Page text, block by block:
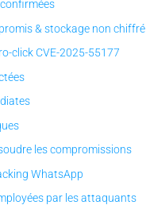
& stockage non chiffré
click CVE-2025-55177
les compromissions
WhatsApp
par les attaquants